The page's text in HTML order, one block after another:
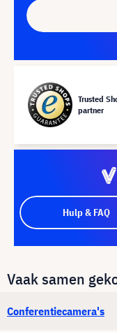
Trusted
partner
Hulp & FAQ
Vaak samen
Conferentiecamera's